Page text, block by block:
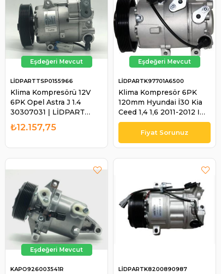
Klima Kompresörü 12V
6PK Opel Astra J 1.4
30307031 | LİDPART
TSP0155966
LİDPARTTSP0155966
₺12.157,75
Klima Kompresör 6PK
120mm Hyundai İ30 Kia
Ceed 1,4 1,6 2011-2012 I
I30 Elentra Kia Ceed
97701A6500 42010364
4201.0364 | LİDPART
LİDPARTK97701A6500
KAPO926003541R LİDPARTK8200890987